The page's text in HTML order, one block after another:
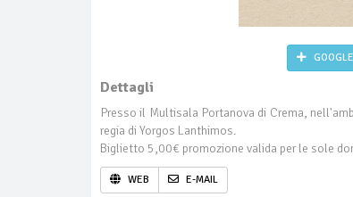
Dettagli
Presso il Multisala Portanova di Crema,
regia di Yorgos Lanthimos.
Biglietto 5,00€ promozione valida per le sole
WEB E-MAIL